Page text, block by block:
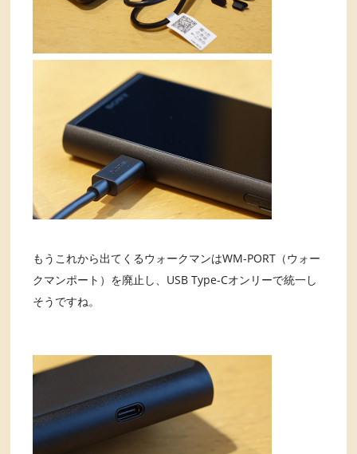
もうこれから出てくるウォークマンはWM-PORT（ウォー
クマンポート）を廃止し、USB Type-Cオンリーで統一し
そうですね。